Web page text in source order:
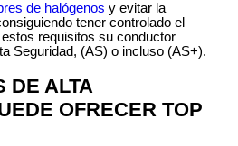
de halógenos y evitar la
tener controlado el
requisitos su conductor
Seguridad, (AS) o incluso (AS+).
DE ALTA
OFRECER TOP